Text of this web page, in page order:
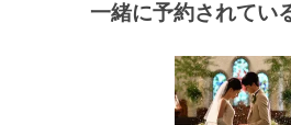
一緒に予約されてい